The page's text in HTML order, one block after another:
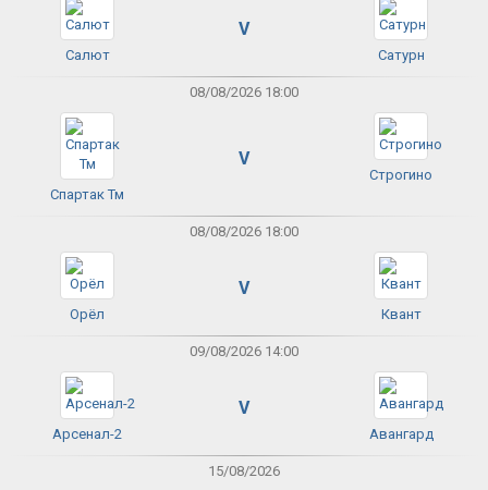
Салют
V
Сатурн
08/08/2026 18:00
Спартак Тм
V
Строгино
08/08/2026 18:00
Орёл
V
Квант
09/08/2026 14:00
Арсенал-2
V
Авангард
15/08/2026